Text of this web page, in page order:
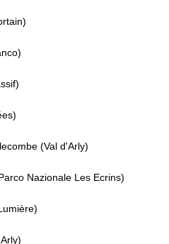
(Val d'Arly)
Nazionale Les Ecrins)